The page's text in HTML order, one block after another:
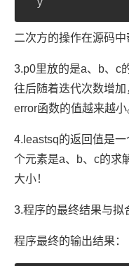
二次方的操作在源码中
3.p0里放的是a、b、c
往后随着迭代次数增
error函数的值越来越小
4.leastsq的返回值是
个元素是a、b、c的求
大小！
3.程序的最终结果与拟
程序最终的输出结果：